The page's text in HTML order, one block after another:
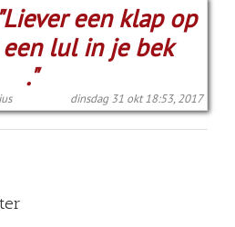
"Liever een klap op
lul in je bek
."
dinsdag 31 okt 18:53, 2017